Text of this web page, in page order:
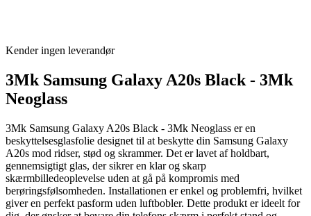
Kender ingen leverandør
3Mk Samsung Galaxy A20s Black - 3Mk
Neoglass
3Mk Samsung Galaxy A20s Black - 3Mk Neoglass er en
beskyttelsesglasfolie designet til at beskytte din Samsung Galaxy
A20s mod ridser, stød og skrammer. Det er lavet af holdbart,
gennemsigtigt glas, der sikrer en klar og skarp
skærmbilledeoplevelse uden at gå på kompromis med
berøringsfølsomheden. Installationen er enkel og problemfri, hvilket
giver en perfekt pasform uden luftbobler. Dette produkt er ideelt for